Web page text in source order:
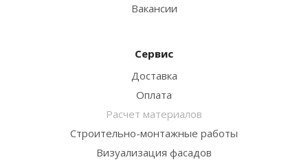
Вакансии
Сервис
Доставка
Оплата
Расчет материалов
Строительно-монтажные работы
Визуализация фасадов